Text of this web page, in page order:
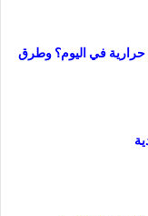
000 سعرة حرارية في اليوم؟ وطرق